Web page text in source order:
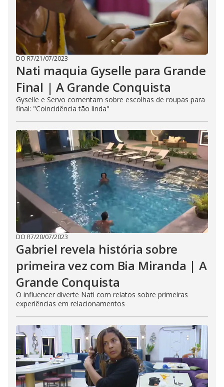
DO R7/21/07/2023
Nati maquia Gyselle para Grande
Final | A Grande Conquista
Gyselle e Servo comentam sobre escolhas de roupas para
final: "Coincidência tão linda"
DO R7/20/07/2023
Gabriel revela história sobre
primeira vez com Bia Miranda | A
Grande Conquista
O influencer diverte Nati com relatos sobre primeiras
experiências em relacionamentos